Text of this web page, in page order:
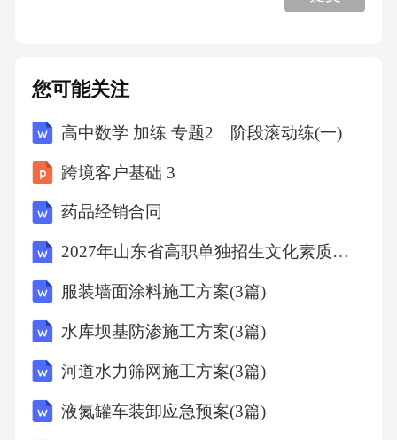
或-阿奇霉素1g，顿服；或-红霉素500mg，口
服，1日2次，共10日；-四环素500mg，口服，1
日4次，共7～10日男性尿道炎病征的治疗精选
课件阴道宫颈炎病征
体征：阴道口流出分泌物稀薄至稠厚，清澈至
脓性，少量至大量
症状：外阴的激惹感、瘙痒及不适感阴道的肿
痛及异味，性交痛。
您可能关注
高中数学 加练 专题2 阶段滚动练(一)
跨境客户基础 3
药品经销合同
2027年山东省高职单独招生文化素质全真仿真卷（中职考生专用）
服装墙面涂料施工方案(3篇)
水库坝基防渗施工方案(3篇)
河道水力筛网施工方案(3篇)
液氮罐车装卸应急预案(3篇)